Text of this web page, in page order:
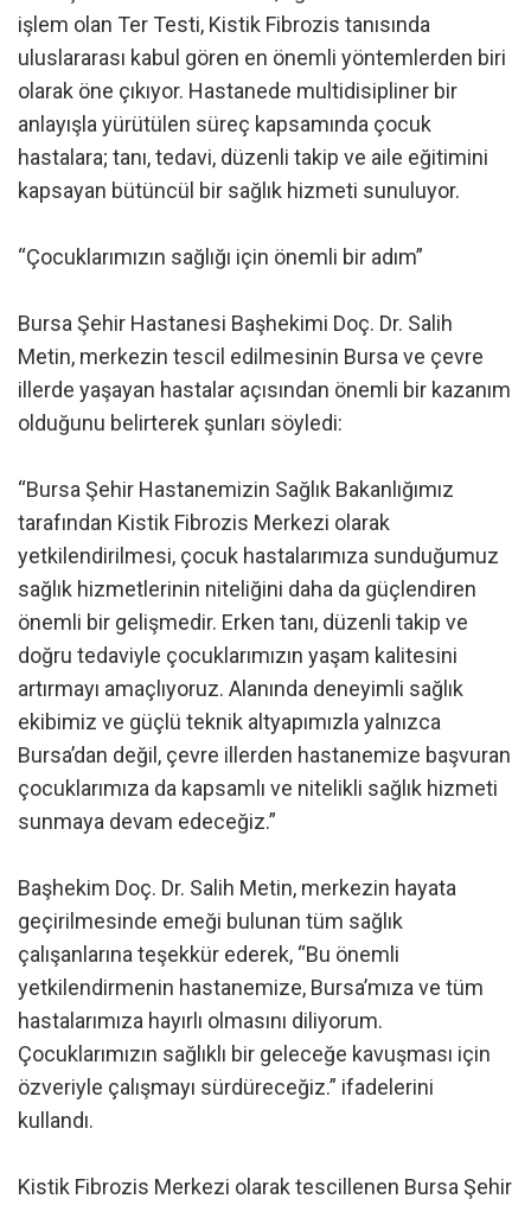
işlem olan Ter Testi, Kistik Fibrozis tanısında
uluslararası kabul gören en önemli yöntemlerden biri
olarak öne çıkıyor. Hastanede multidisipliner bir
anlayışla yürütülen süreç kapsamında çocuk
hastalara; tanı, tedavi, düzenli takip ve aile eğitimini
kapsayan bütüncül bir sağlık hizmeti sunuluyor.
“Çocuklarımızın sağlığı için önemli bir adım”
Bursa Şehir Hastanesi Başhekimi Doç. Dr. Salih
Metin, merkezin tescil edilmesinin Bursa ve çevre
illerde yaşayan hastalar açısından önemli bir kazanım
olduğunu belirterek şunları söyledi:
“Bursa Şehir Hastanemizin Sağlık Bakanlığımız
tarafından Kistik Fibrozis Merkezi olarak
yetkilendirilmesi, çocuk hastalarımıza sunduğumuz
sağlık hizmetlerinin niteliğini daha da güçlendiren
önemli bir gelişmedir. Erken tanı, düzenli takip ve
doğru tedaviyle çocuklarımızın yaşam kalitesini
artırmayı amaçlıyoruz. Alanında deneyimli sağlık
ekibimiz ve güçlü teknik altyapımızla yalnızca
Bursa’dan değil, çevre illerden hastanemize başvuran
çocuklarımıza da kapsamlı ve nitelikli sağlık hizmeti
sunmaya devam edeceğiz.”
Başhekim Doç. Dr. Salih Metin, merkezin hayata
geçirilmesinde emeği bulunan tüm sağlık
çalışanlarına teşekkür ederek, “Bu önemli
yetkilendirmenin hastanemize, Bursa’mıza ve tüm
hastalarımıza hayırlı olmasını diliyorum.
Çocuklarımızın sağlıklı bir geleceğe kavuşması için
özveriyle çalışmayı sürdüreceğiz.” ifadelerini
kullandı.
Kistik Fibrozis Merkezi olarak tescillenen Bursa Şehir